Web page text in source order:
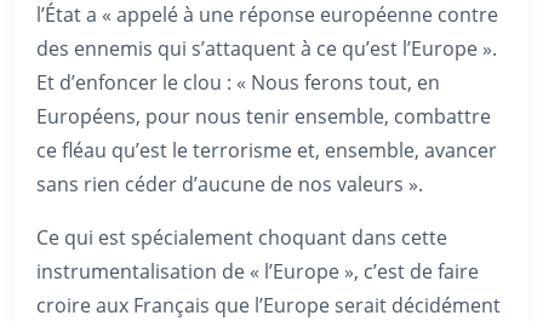
l’État a « appelé à une réponse européenne contre
des ennemis qui s’attaquent à ce qu’est l’Europe ».
Et d’enfoncer le clou : « Nous ferons tout, en
Européens, pour nous tenir ensemble, combattre
ce fléau qu’est le terrorisme et, ensemble, avancer
sans rien céder d’aucune de nos valeurs ».
Ce qui est spécialement choquant dans cette
instrumentalisation de « l’Europe », c’est de faire
croire aux Français que l’Europe serait décidément